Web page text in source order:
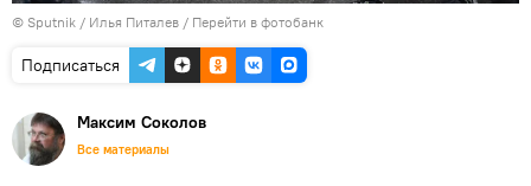
© Sputnik / Илья Питалев / Перейти в фотобанк
Подписаться
Максим Соколов
Все материалы